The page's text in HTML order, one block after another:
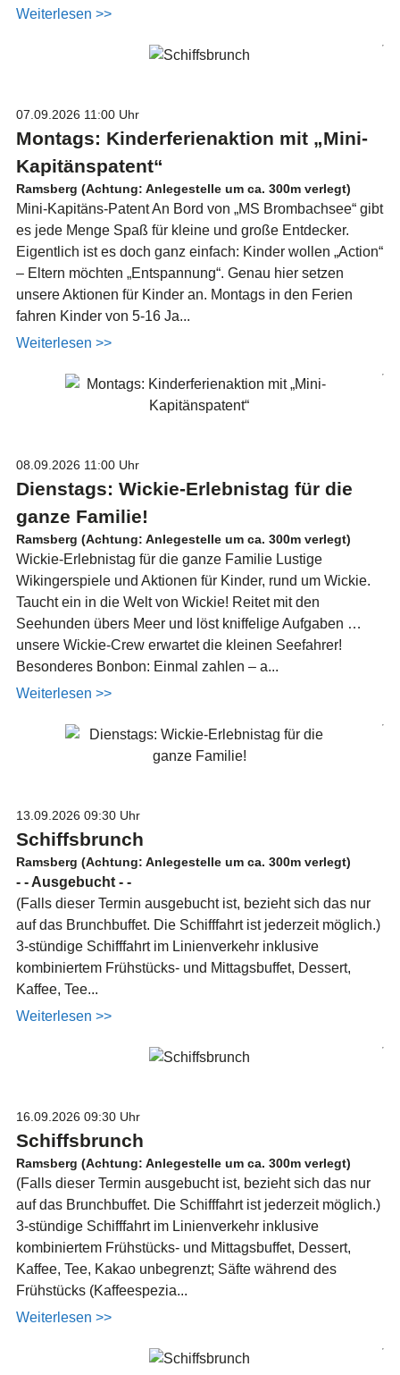
Weiterlesen >>
07.09.2026 11:00 Uhr
Montags: Kinderferienaktion mit „Mini-
Kapitänspatent“
Ramsberg (Achtung: Anlegestelle um ca. 300m verlegt)
Mini-Kapitäns-Patent An Bord von „MS Brombachsee“ gibt
es jede Menge Spaß für kleine und große Entdecker.
Eigentlich ist es doch ganz einfach: Kinder wollen „Action“
– Eltern möchten „Entspannung“. Genau hier setzen
unsere Aktionen für Kinder an. Montags in den Ferien
fahren Kinder von 5-16 Ja...
Weiterlesen >>
08.09.2026 11:00 Uhr
Dienstags: Wickie-Erlebnistag für die
ganze Familie!
Ramsberg (Achtung: Anlegestelle um ca. 300m verlegt)
Wickie-Erlebnistag für die ganze Familie Lustige
Wikingerspiele und Aktionen für Kinder, rund um Wickie.
Taucht ein in die Welt von Wickie! Reitet mit den
Seehunden übers Meer und löst kniffelige Aufgaben …
unsere Wickie-Crew erwartet die kleinen Seefahrer!
Besonderes Bonbon: Einmal zahlen – a...
Weiterlesen >>
13.09.2026 09:30 Uhr
Schiffsbrunch
Ramsberg (Achtung: Anlegestelle um ca. 300m verlegt)
- - Ausgebucht - -
(Falls dieser Termin ausgebucht ist, bezieht sich das nur
auf das Brunchbuffet. Die Schifffahrt ist jederzeit möglich.)
3-stündige Schifffahrt im Linienverkehr inklusive
kombiniertem Frühstücks- und Mittagsbuffet, Dessert,
Kaffee, Tee...
Weiterlesen >>
16.09.2026 09:30 Uhr
Schiffsbrunch
Ramsberg (Achtung: Anlegestelle um ca. 300m verlegt)
(Falls dieser Termin ausgebucht ist, bezieht sich das nur
auf das Brunchbuffet. Die Schifffahrt ist jederzeit möglich.)
3-stündige Schifffahrt im Linienverkehr inklusive
kombiniertem Frühstücks- und Mittagsbuffet, Dessert,
Kaffee, Tee, Kakao unbegrenzt; Säfte während des
Frühstücks (Kaffeespezia...
Weiterlesen >>